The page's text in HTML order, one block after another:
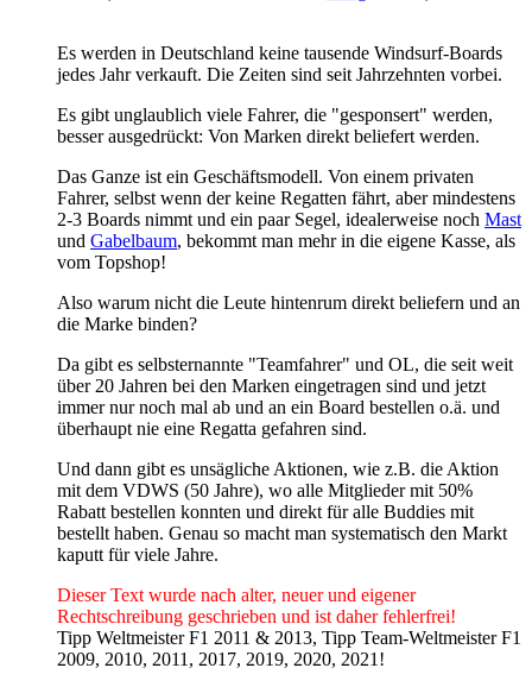
Es werden in Deutschland keine tausende Windsurf-Boards
jedes Jahr verkauft. Die Zeiten sind seit Jahrzehnten vorbei.
Es gibt unglaublich viele Fahrer, die "gesponsert" werden,
besser ausgedrückt: Von Marken direkt beliefert werden.
Das Ganze ist ein Geschäftsmodell. Von einem privaten
Fahrer, selbst wenn der keine Regatten fährt, aber mindestens
2-3 Boards nimmt und ein paar Segel, idealerweise noch Mast
und Gabelbaum, bekommt man mehr in die eigene Kasse, als
vom Topshop!
Also warum nicht die Leute hintenrum direkt beliefern und an
die Marke binden?
Da gibt es selbsternannte "Teamfahrer" und OL, die seit weit
über 20 Jahren bei den Marken eingetragen sind und jetzt
immer nur noch mal ab und an ein Board bestellen o.ä. und
überhaupt nie eine Regatta gefahren sind.
Und dann gibt es unsägliche Aktionen, wie z.B. die Aktion
mit dem VDWS (50 Jahre), wo alle Mitglieder mit 50%
Rabatt bestellen konnten und direkt für alle Buddies mit
bestellt haben. Genau so macht man systematisch den Markt
kaputt für viele Jahre.
Dieser Text wurde nach alter, neuer und eigener
Rechtschreibung geschrieben und ist daher fehlerfrei!
Tipp Weltmeister F1 2011 & 2013, Tipp Team-Weltmeister F1
2009, 2010, 2011, 2017, 2019, 2020, 2021!